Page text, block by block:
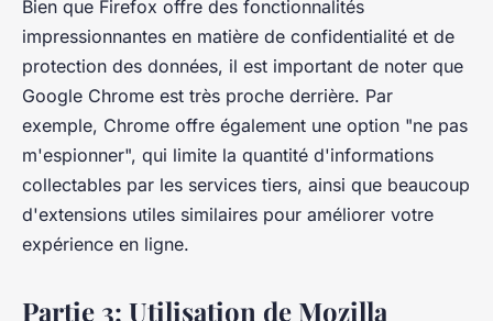
Bien que Firefox offre des fonctionnalités
impressionnantes en matière de confidentialité et de
protection des données, il est important de noter que
Google Chrome est très proche derrière. Par
exemple, Chrome offre également une option "ne pas
m'espionner", qui limite la quantité d'informations
collectables par les services tiers, ainsi que beaucoup
d'extensions utiles similaires pour améliorer votre
expérience en ligne.
Partie 3: Utilisation de Mozilla